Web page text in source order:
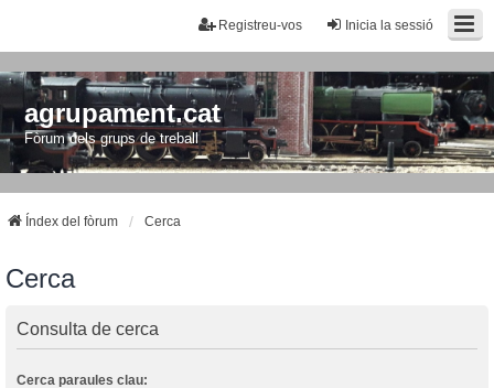
Inicia la sessió
Registreu-vos
agrupament.cat
Fòrum dels grups de treball
Índex del fòrum Cerca
Cerca
Consulta de cerca
Cerca paraules clau: